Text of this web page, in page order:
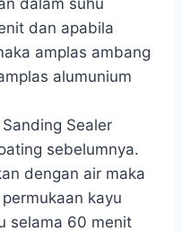
dan apabila
amplas ambang
alumunium
Sealer
sebelumnya.
dengan air maka
kayu
selama 60 menit